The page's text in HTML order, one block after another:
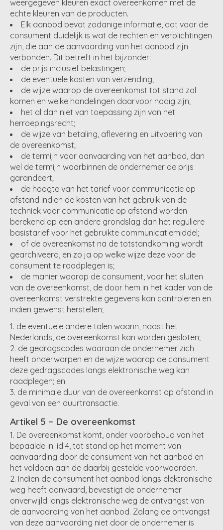
weergegeven kleuren exact overeenkomen met de
echte kleuren van de producten.
Elk aanbod bevat zodanige informatie, dat voor de
consument duidelijk is wat de rechten en verplichtingen
zijn, die aan de aanvaarding van het aanbod zijn
verbonden. Dit betreft in het bijzonder:
de prijs inclusief belastingen;
de eventuele kosten van verzending;
de wijze waarop de overeenkomst tot stand zal
komen en welke handelingen daarvoor nodig zijn;
het al dan niet van toepassing zijn van het
herroepingsrecht;
de wijze van betaling, aflevering en uitvoering van
de overeenkomst;
de termijn voor aanvaarding van het aanbod, dan
wel de termijn waarbinnen de ondernemer de prijs
garandeert;
de hoogte van het tarief voor communicatie op
afstand indien de kosten van het gebruik van de
techniek voor communicatie op afstand worden
berekend op een andere grondslag dan het reguliere
basistarief voor het gebruikte communicatiemiddel;
of de overeenkomst na de totstandkoming wordt
gearchiveerd, en zo ja op welke wijze deze voor de
consument te raadplegen is;
de manier waarop de consument, voor het sluiten
van de overeenkomst, de door hem in het kader van de
overeenkomst verstrekte gegevens kan controleren en
indien gewenst herstellen;
de eventuele andere talen waarin, naast het
Nederlands, de overeenkomst kan worden gesloten;
de gedragscodes waaraan de ondernemer zich
heeft onderworpen en de wijze waarop de consument
deze gedragscodes langs elektronische weg kan
raadplegen; en
de minimale duur van de overeenkomst op afstand in
geval van een duurtransactie.
Artikel 5 – De overeenkomst
De overeenkomst komt, onder voorbehoud van het
bepaalde in lid 4, tot stand op het moment van
aanvaarding door de consument van het aanbod en
het voldoen aan de daarbij gestelde voorwaarden.
Indien de consument het aanbod langs elektronische
weg heeft aanvaard, bevestigt de ondernemer
onverwijld langs elektronische weg de ontvangst van
de aanvaarding van het aanbod. Zolang de ontvangst
van deze aanvaarding niet door de ondernemer is